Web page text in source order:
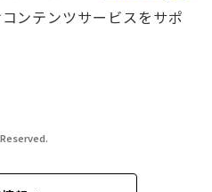
ンテンツサービスをサポ